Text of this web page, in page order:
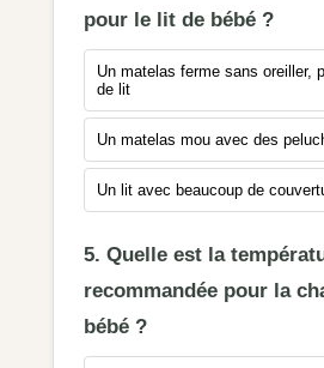
pour le lit de bébé ?
Un matelas ferme sans oreiller,
de lit
Un matelas mou avec des
Un lit avec beaucoup de
5. Quelle est la
recommandée pour la
bébé ?